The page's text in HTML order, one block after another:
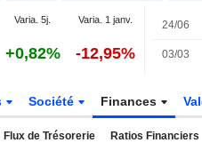
Varia. 5j. Varia. 1 janv.
+0,82% -12,95%
24/06
03/03
Société Finances
Flux de Trésorerie Ratios Financiers